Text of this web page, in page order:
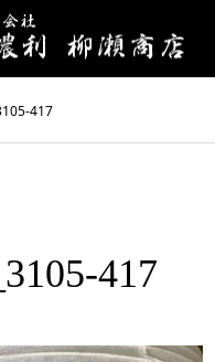
417
417